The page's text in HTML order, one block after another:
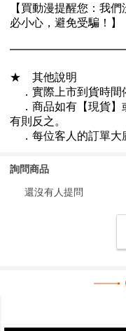
詢問商品
還沒有人提問